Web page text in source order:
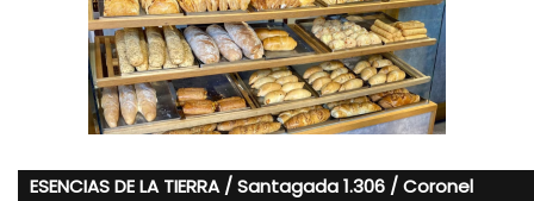
ESENCIAS DE LA TIERRA / Santagada 1.306 / Coronel